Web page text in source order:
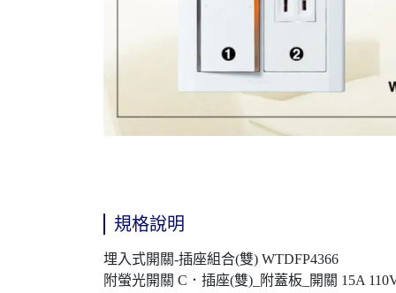
規格說明
埋入式開關-插座組合(雙) WTDFP4366
附螢光開關 C．插座(雙)_附蓋板_開關 15A